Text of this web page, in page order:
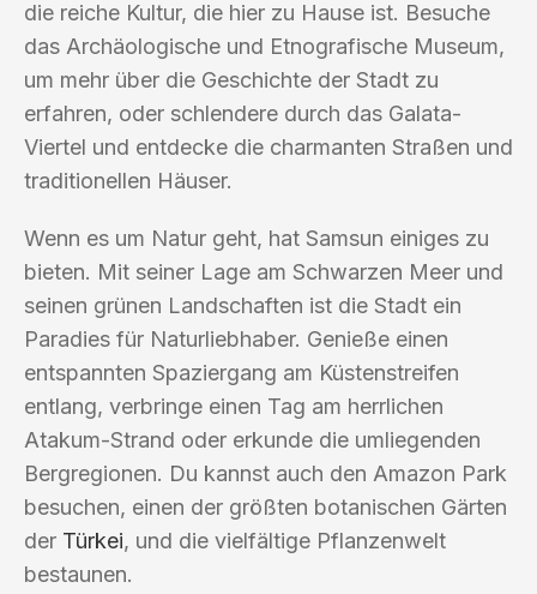
die reiche Kultur, die hier zu Hause ist. Besuche
das Archäologische und Etnografische Museum,
um mehr über die Geschichte der Stadt zu
erfahren, oder schlendere durch das Galata-
Viertel und entdecke die charmanten Straßen und
traditionellen Häuser.
Wenn es um Natur geht, hat Samsun einiges zu
bieten. Mit seiner Lage am Schwarzen Meer und
seinen grünen Landschaften ist die Stadt ein
Paradies für Naturliebhaber. Genieße einen
entspannten Spaziergang am Küstenstreifen
entlang, verbringe einen Tag am herrlichen
Atakum-Strand oder erkunde die umliegenden
Bergregionen. Du kannst auch den Amazon Park
besuchen, einen der größten botanischen Gärten
der Türkei, und die vielfältige Pflanzenwelt
bestaunen.